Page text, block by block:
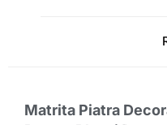
Matrita Piatra